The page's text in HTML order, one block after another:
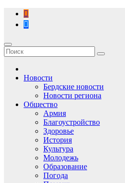
Перейти
содержимому
Новости
Бердские новости
Новости региона
Общество
Армия
Благоустройство
Здоровье
История
Культура
Молодежь
Образование
Погода